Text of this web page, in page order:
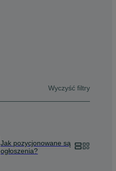
Wyczyść filtry
Jak pozycjonowane są
ogłoszenia?